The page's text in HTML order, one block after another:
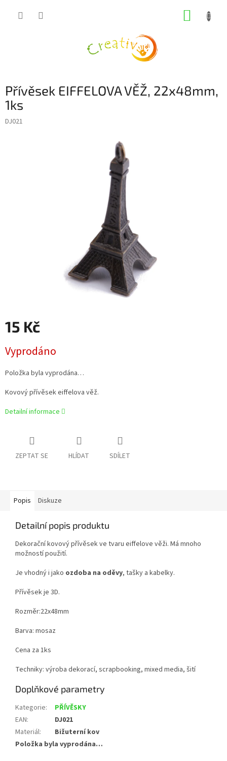
Přívěsek EIFFELOVA VĚŽ, 22x48mm,
1ks
DJ021
15 Kč
cena:
Vyprodáno
Položka byla vyprodána…
Kovový přívěsek eiffelova věž.
Detailní informace
ZEPTAT SE HLÍDAT SDÍLET
Popis Diskuze
Detailní popis produktu
Dekorační kovový přívěsek ve tvaru eiffelove věži. Má mnoho
možností použití.
Je vhodný i jako ozdoba na oděvy, tašky a kabelky.
Přívěsek je 3D.
Rozměr:22x48mm
Barva: mosaz
Cena za 1ks
Techniky: výroba dekorací, scrapbooking, mixed media, šití
Doplňkové parametry
Kategorie:
PŘÍVĚSKY
EAN:
DJ021
Materiál:
Bižuterní kov
Položka byla vyprodána…